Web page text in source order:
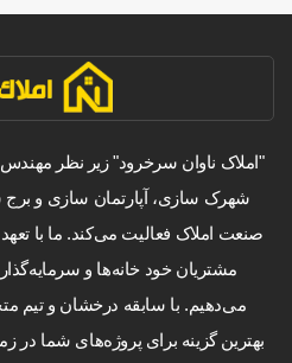
"املاک ناوان سرخرود" زیر نظر
شهرک سازی، آپارتمان سازی و برج
صنعت املاک فعالیت می‌کند. ما با
مشتریان خود خانه‌ها و
می‌دهیم. با سابقه درخشان و تیم
بهترین گزینه برای پروژه‌های شما در